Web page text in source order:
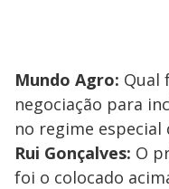
Mundo Agro: Qual
negociação para
no regime
Rui Gonçalves: O
foi o colocado